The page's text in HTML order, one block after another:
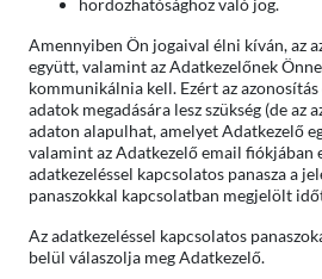
hordozhatósághoz való jog.
Amennyiben Ön jogaival élni kíván, az
együtt, valamint az Adatkezelőnek
kommunikálnia kell. Ezért az
adatok megadására lesz szükség (de az
adaton alapulhat, amelyet Adatkezelő
valamint az Adatkezelő email fiókjában
adatkezeléssel kapcsolatos panasza a
panaszokkal kapcsolatban megjelölt
Az adatkezeléssel kapcsolatos
belül válaszolja meg Adatkezelő.